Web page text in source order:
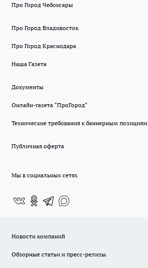
Про Город Чебоксары
Про Город Владивосток
Про Город Краснодара
Наша Газета
Документы
Онлайн-газета "ПроГород"
Технические требования к баннерным позициям
Публичная оферта
Мы в социальных сетях
Новости компаний
Обзорные статьи и пресс-релизы